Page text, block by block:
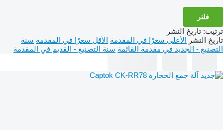
فلتر
ترتيب: تاريخ النشر
تاريخ النشر الأعلى سعرًا في المقدمة الأقل سعرًا في المقدمة سنة
التصنيع - الجديد في مقدمة القائمة سنة التصنيع - القديم في المقدمة